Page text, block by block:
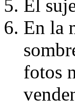
El
En la
fotos